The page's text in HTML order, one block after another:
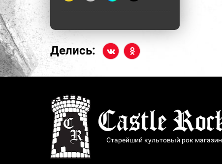
Делись:
Старейший культовый рок магазин